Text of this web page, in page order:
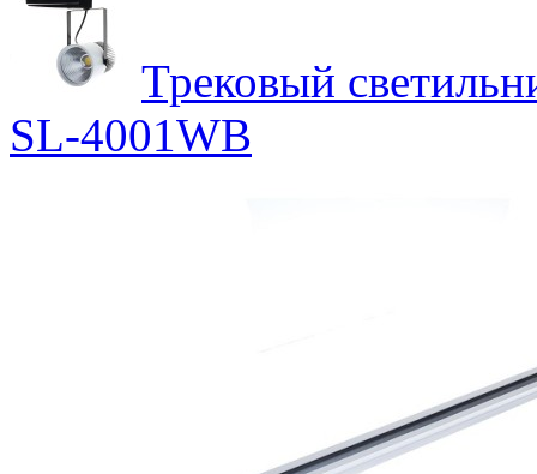
Трековый
SL-4001WB